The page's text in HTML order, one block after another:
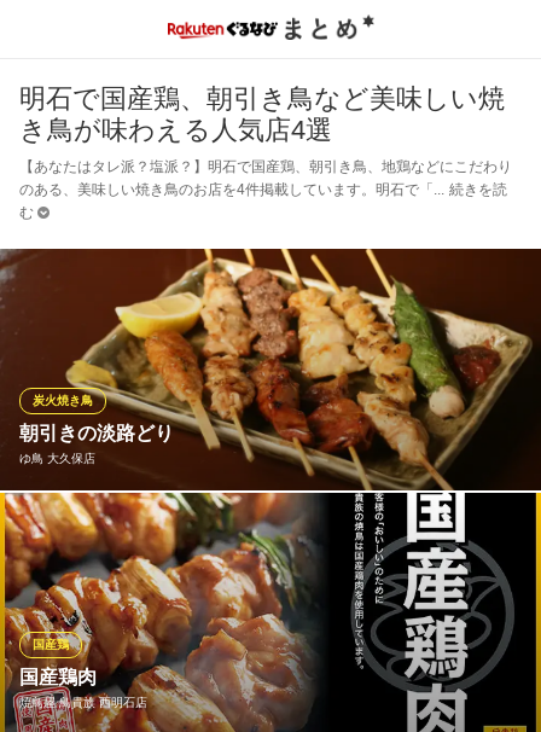
明石で国産鶏、朝引き鳥など美味しい焼
き鳥が味わえる人気店4選
【あなたはタレ派？塩派？】明石で国産鶏、朝引き鳥、地鶏などにこだわり
のある、美味しい焼き鳥のお店を4件掲載しています。明石で「
続きを読
む
朝引きの淡路どり
ゆ鳥 大久保店
炭火焼き鳥
当店は朝引きの淡路どりを丁寧に一本一本串に刺し、備長炭の火
力で一気に焼き上げています。ゆ鳥名物の月見つくねがおすすめ
です！長年継ぎ足した自慢のたれと一緒に当店の味をお楽しみく
ださい。一本単位でご注文可能です。
ゆ鳥 大久保店
淡路どり炭火焼き鳥
ＪＲ神戸線大久保駅 徒歩1分
国産鶏肉
焼鳥屋 鳥貴族 西明石店
国産鶏